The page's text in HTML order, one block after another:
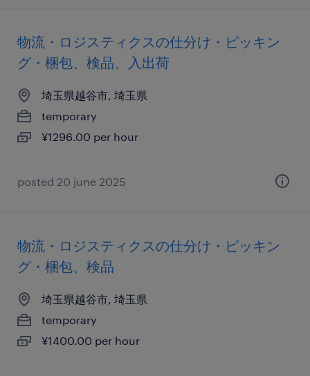
物流・ロジスティクスの仕分け・ピッキン
グ・梱包、検品、入出荷
埼玉県越谷市, 埼玉県
temporary
¥1296.00 per hour
posted 20 june 2025
物流・ロジスティクスの仕分け・ピッキン
グ・梱包、検品
埼玉県越谷市, 埼玉県
temporary
¥1400.00 per hour